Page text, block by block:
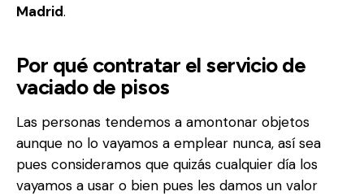
Madrid.
Por qué contratar el servicio de
vaciado de pisos
Las personas tendemos a amontonar objetos
aunque no lo vayamos a emplear nunca, así sea
pues consideramos que quizás cualquier día los
vayamos a usar o bien pues les damos un valor